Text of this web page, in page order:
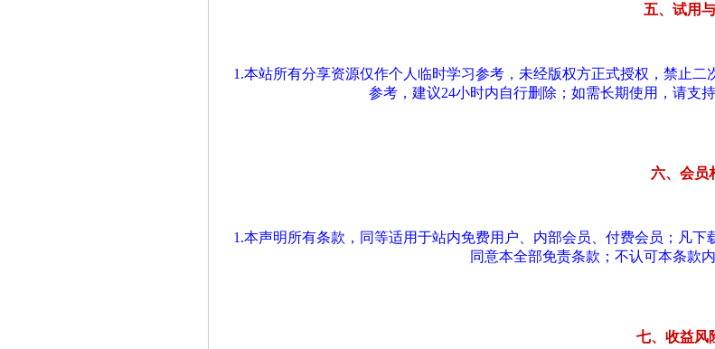
五、试用
1.本站所有分享资源仅作个人临时学习参考，未经版权方正式授权，禁止
参考，建议24小时内自行删除；如需长期使用，请支
六、会员
1.本声明所有条款，同等适用于站内免费用户、内部会员、付费会员；凡
同意本全部免责条款；不认可本条款
七、收益风